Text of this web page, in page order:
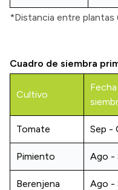
*Distancia entre plantas
Cuadro de siembra
Cultivo
Tomate Sep -
Pimiento Ago -
Berenjena Ago -